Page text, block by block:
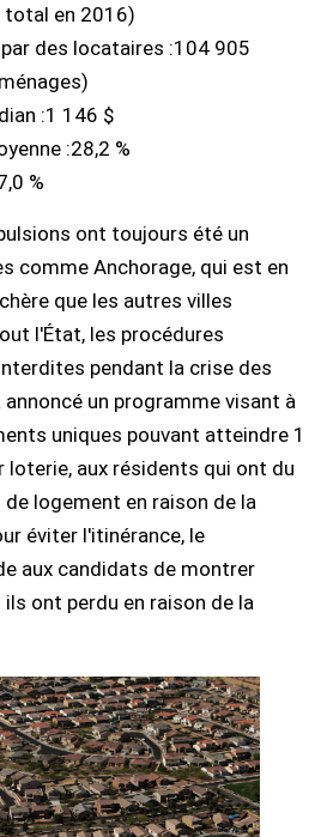
total en 2016)
des locataires :104 905
:1 146 $
:28,2 %
%
ont toujours été un
comme Anchorage, qui est en
que les autres villes
l'État, les procédures
pendant la crise des
annoncé un programme visant à
uniques pouvant atteindre 1
loterie, aux résidents qui ont du
logement en raison de la
éviter l'itinérance, le
aux candidats de montrer
ont perdu en raison de la